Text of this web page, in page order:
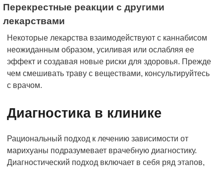
Перекрестные реакции с другими
лекарствами
Некоторые лекарства взаимодействуют с каннабисом
неожиданным образом, усиливая или ослабляя ее
эффект и создавая новые риски для здоровья. Прежде
чем смешивать траву с веществами, консультируйтесь
с врачом.
Диагностика в клинике
Рациональный подход к лечению зависимости от
марихуаны подразумевает врачебную диагностику.
Диагностический подход включает в себя ряд этапов,